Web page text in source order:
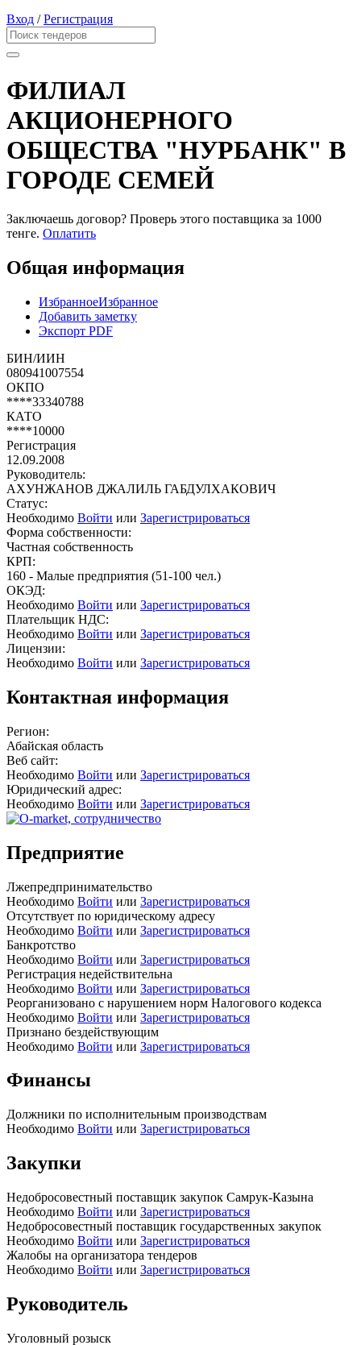
Вход /Регистрация
ФИЛИАЛ
АКЦИОНЕРНОГО
ОБЩЕСТВА "НУРБАНК" В
ГОРОДЕ СЕМЕЙ
Заключаешь договор? Проверь этого поставщика за 1000
тенге. Оплатить
Общая информация
ИзбранноеИзбранное
Добавить заметку
Экспорт PDF
БИН/ИИН
080941007554
ОКПО
****33340788
КАТО
****10000
Регистрация
12.09.2008
Руководитель:
АХУНЖАНОВ ДЖАЛИЛЬ ГАБДУЛХАКОВИЧ
Статус:
Необходимо Войти или Зарегистрироваться
Форма собственности:
Частная собственность
КРП:
160 - Малые предприятия (51-100 чел.)
ОКЭД:
Необходимо Войти или Зарегистрироваться
Плательщик НДС:
Необходимо Войти или Зарегистрироваться
Лицензии:
Необходимо Войти или Зарегистрироваться
Контактная информация
Регион:
Абайская область
Веб сайт:
Необходимо Войти или Зарегистрироваться
Юридический адрес:
Необходимо Войти или Зарегистрироваться
Предприятие
Лжепредпринимательство
Необходимо Войти или Зарегистрироваться
Отсутствует по юридическому адресу
Необходимо Войти или Зарегистрироваться
Банкротство
Необходимо Войти или Зарегистрироваться
Регистрация недействительна
Необходимо Войти или Зарегистрироваться
Реорганизовано с нарушением норм Налогового кодекса
Необходимо Войти или Зарегистрироваться
Признано бездействующим
Необходимо Войти или Зарегистрироваться
Финансы
Должники по исполнительным производствам
Необходимо Войти или Зарегистрироваться
Закупки
Недобросовестный поставщик закупок Самрук-Казына
Необходимо Войти или Зарегистрироваться
Недобросовестный поставщик государственных закупок
Необходимо Войти или Зарегистрироваться
Жалобы на организатора тендеров
Необходимо Войти или Зарегистрироваться
Руководитель
Уголовный розыск